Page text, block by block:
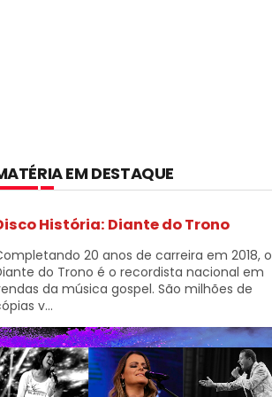
EM DESTAQUE
História: Diante do Trono
20 anos de carreira em 2018, o
do Trono é o recordista nacional em
da música gospel. São milhões de
v...